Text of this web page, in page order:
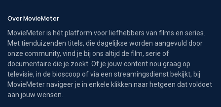
Over MovieMeter
MovieMeter is hét platform voor liefhebbers van films en series.
Met tienduizenden titels, die dagelijkse worden aangevuld door
onze community, vind je bij ons altijd de film, serie of
documentaire die je zoekt. Of je jouw content nou graag op
televisie, in de bioscoop of via een streamingsdienst bekijkt, bij
MovieMeter navigeer je in enkele klikken naar hetgeen dat voldoet
aan jouw wensen.